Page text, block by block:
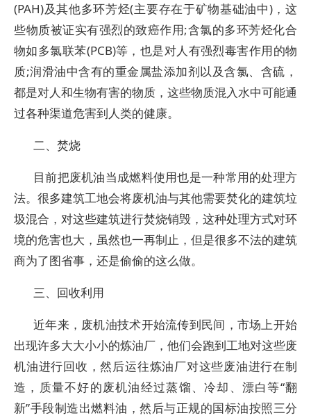
(PAH)及其他多环芳烃(主要存在于矿物基础油中)，这
些物质被证实有强烈的致癌作用;含氯的多环芳烃化合
物如多氯联苯(PCB)等，也是对人有强烈毒害作用的物
质;润滑油中含有的重金属盐添加剂以及含氯、含硫，
都是对人和生物有害的物质，这些物质混入水中可能通
过各种渠道危害到人类的健康。
二、焚烧
目前把废机油当成燃料使用也是一种常用的处理方
法。很多建筑工地会将废机油与其他需要焚化的建筑垃
圾混合，对这些建筑进行焚烧销毁，这种处理方式对环
境的危害也大，虽然也一再制止，但是很多不法的建筑
商为了图省事，还是偷偷的这么做。
三、回收利用
近年来，废机油技术开始流传到民间，市场上开始
出现许多大大小小的炼油厂，他们会跑到工地对这些废
机油进行回收，然后运往炼油厂对这些废油进行在制
造，质量不好的废机油经过蒸馏、冷却、漂白等“翻
新”手段制造出燃料油，然后与正规的国标油按照三分